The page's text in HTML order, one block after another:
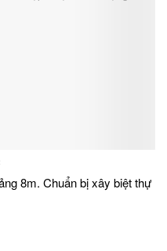
8m. Chuẩn bị xây biệt thự